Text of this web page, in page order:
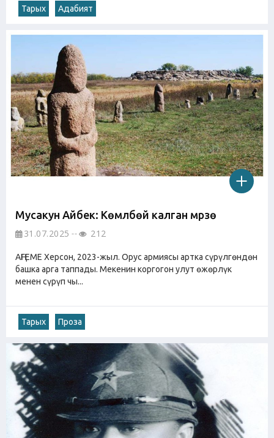
Тарых Адабият
Мусакун Айбек: Көмүлбөй калган мүрзө
31.07.2025 212
АҢГЕМЕ Херсон, 2023-жыл. Орус армиясы артка сүрүлгөндөн
башка арга таппады. Мекенин коргогон улут өжөрлүк
менен сүрүп чы...
Тарых Проза